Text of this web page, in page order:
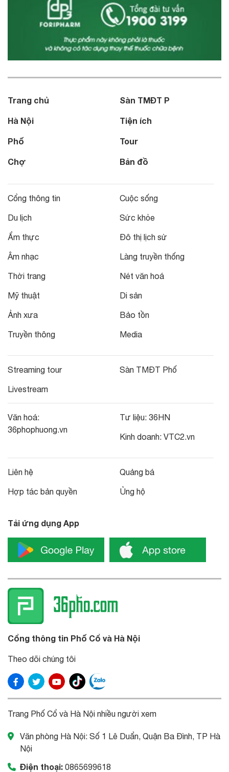
Trang chủ
Hà Nội
Phố
Chợ
Sàn TMĐT P
Tiện ích
Tour
Bản đồ
Cổng thông tin
Du lịch
Ẩm thực
Âm nhạc
Thời trang
Mỹ thuật
Ảnh xưa
Truyền thông
Cuộc sống
Sức khỏe
Đô thị lịch sử
Làng truyền thống
Nét văn hoá
Di sản
Bảo tồn
Media
Streaming tour
Livestream
Sàn TMĐT Phố
Văn hoá:
36phophuong.vn
Tư liệu: 36HN
Kinh doanh: VTC2.vn
Liên hệ
Hợp tác bản quyền
Quảng bá
Ủng hộ
Tải ứng dụng App
Cổng thông tin Phố Cổ và Hà Nội
Theo dõi chúng tôi
Trang Phố Cổ và Hà Nội nhiều người xem
Văn phòng Hà Nội: Số 1 Lê Duẩn, Quận Ba Đình, TP Hà
Nội
Điện thoại: 0865699618